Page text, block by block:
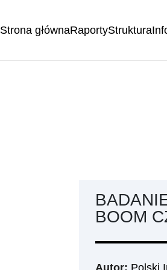
Strona głównaRaportyStruktura
BOOM